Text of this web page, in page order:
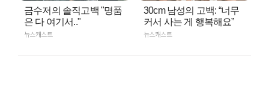
금수저의 솔직고백 "명품
은 다 여기서.."
뉴스캐스트
30cm 남성의 고백: “너무
커서 사는 게 행복해요”
뉴스캐스트